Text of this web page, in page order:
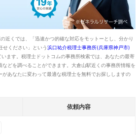
近くでは、「迅速かつ的確な対応をモットーとし、分かり
せください」という浜口祐介税理士事務所(兵庫県神戸市)
ます。税理士ドットコムの事務所検索では、あなたの最寄
どを調べることができます。大倉山駅近くの事務所情報を
あなたに変わって最適な税理士を無料でお探ししますの
依頼内容